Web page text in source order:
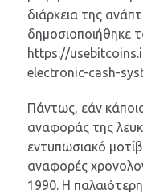
διάρκεια της
δημοσιοποιήθηκε
https://
electronic-cash-
Πάντως, εάν
αναφοράς της
εντυπωσιακό
αναφορές
1990. Η